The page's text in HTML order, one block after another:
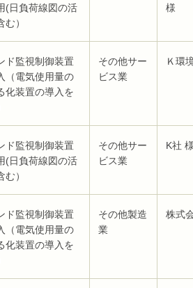
(日負荷線図の活
む）
様
ド監視制御装置
（電気使用量の
化装置の導入を
その他サー
ビス業
Ｋ環
ド監視制御装置
(日負荷線図の活
む）
その他サー
ビス業
K社
ド監視制御装置
（電気使用量の
化装置の導入を
その他製造
業
株式